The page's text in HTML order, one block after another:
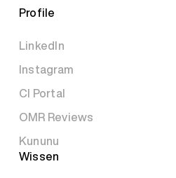
Profile
LinkedIn
Instagram
CI Portal
OMR Reviews
Kununu
Wissen